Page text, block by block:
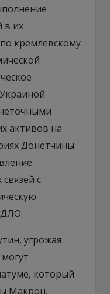
в их
кремлевскому
активов на
Донетчины
с
угрожая
который
Макрон.